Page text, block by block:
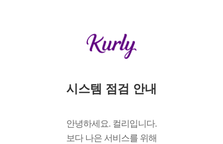
시스템 점검 안내
안녕하세요. 컬리입니다.
보다 나은 서비스를 위해